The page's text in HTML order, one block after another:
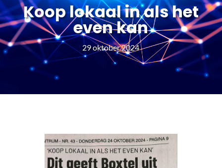
Koop lokaal in als het
even kan
29 oktober 2024